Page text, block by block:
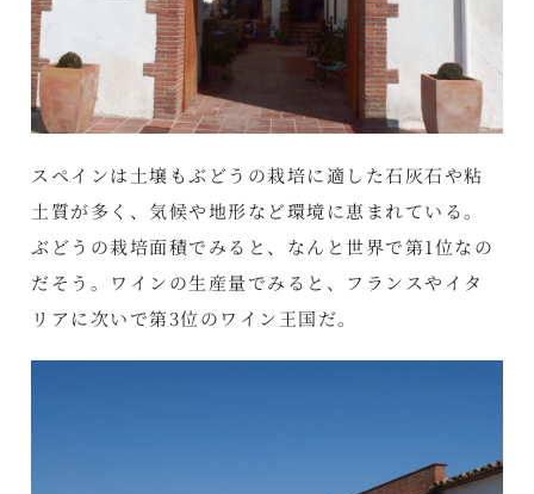
スペインは土壌もぶどうの栽培に適した石灰石や粘
土質が多く、気候や地形など環境に恵まれている。
ぶどうの栽培面積でみると、なんと世界で第1位なの
だそう。ワインの生産量でみると、フランスやイタ
リアに次いで第3位のワイン王国だ。